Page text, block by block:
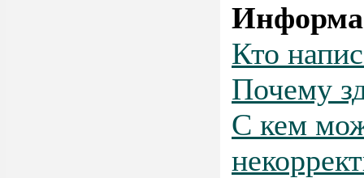
Кто
Почему
С кем